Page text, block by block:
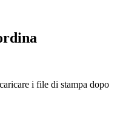
i file di stampa dopo